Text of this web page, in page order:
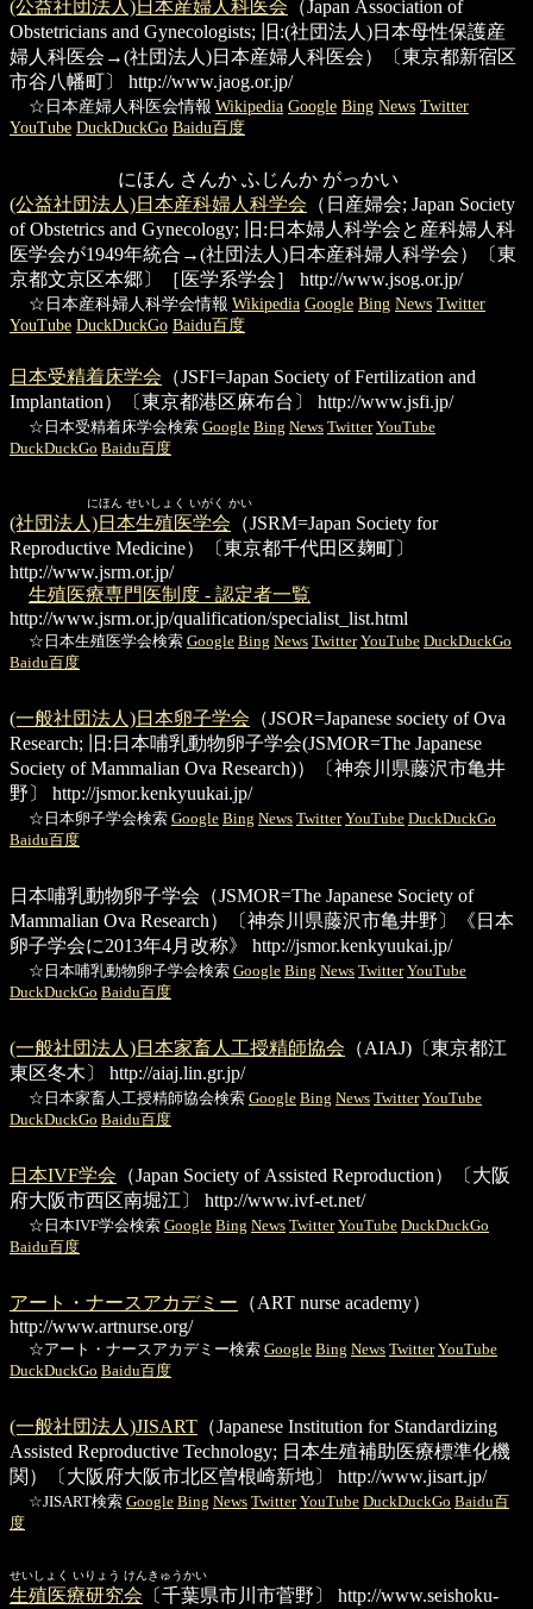
(公益社団法人)日本産婦人科医会 （Japan Association of
Obstetricians and Gynecologists; 旧:(社団法人)日本母性保護産
婦人科医会→(社団法人)日本産婦人科医会）〔東京都新宿区
市谷八幡町〕
http://www.jaog.or.jp/
☆日本産婦人科医会情報 Wikipedia Google Bing News Twitter
YouTube DuckDuckGo Baidu百度
にほん さんか ふじんか がっかい
(公益社団法人)日本産科婦人科学会 （日産婦会; Japan Society
of Obstetrics and Gynecology; 旧:日本婦人科学会と産科婦人科
医学会が1949年統合→(社団法人)日本産科婦人科学会）〔東
京都文京区本郷〕［医学系学会］
http://www.jsog.or.jp/
☆日本産科婦人科学会情報 Wikipedia Google Bing News Twitter
YouTube DuckDuckGo Baidu百度
日本受精着床学会 （JSFI=Japan Society of Fertilization and
Implantation）〔東京都港区麻布台〕
http://www.jsfi.jp/
☆日本受精着床学会検索 Google Bing News Twitter YouTube
DuckDuckGo Baidu百度
にほん せいしょく いがく かい
(社団法人)日本生殖医学会 （JSRM=Japan Society for
Reproductive Medicine）〔東京都千代田区麹町〕
http://www.jsrm.or.jp/
生殖医療専門医制度 - 認定者一覧
http://www.jsrm.or.jp/qualification/specialist_list.html
☆日本生殖医学会検索 Google Bing News Twitter YouTube DuckDuckGo
Baidu百度
(一般社団法人)日本卵子学会 （JSOR=Japanese society of Ova
Research; 旧:日本哺乳動物卵子学会(JSMOR=The Japanese
Society of Mammalian Ova Research)）〔神奈川県藤沢市亀井
野〕
http://jsmor.kenkyuukai.jp/
☆日本卵子学会検索 Google Bing News Twitter YouTube DuckDuckGo
Baidu百度
日本哺乳動物卵子学会 （JSMOR=The Japanese Society of
Mammalian Ova Research）〔神奈川県藤沢市亀井野〕《日本
卵子学会に2013年4月改称》
http://jsmor.kenkyuukai.jp/
☆日本哺乳動物卵子学会検索 Google Bing News Twitter YouTube
DuckDuckGo Baidu百度
(一般社団法人)日本家畜人工授精師協会 （AIAJ)〔東京都江
東区冬木〕
http://aiaj.lin.gr.jp/
☆日本家畜人工授精師協会検索 Google Bing News Twitter YouTube
DuckDuckGo Baidu百度
日本IVF学会 （Japan Society of Assisted Reproduction）〔大阪
府大阪市西区南堀江〕
http://www.ivf-et.net/
☆日本IVF学会検索 Google Bing News Twitter YouTube DuckDuckGo
Baidu百度
アート・ナースアカデミー （ART nurse academy）
http://www.artnurse.org/
☆アート・ナースアカデミー検索 Google Bing News Twitter YouTube
DuckDuckGo Baidu百度
(一般社団法人)JISART （Japanese Institution for Standardizing
Assisted Reproductive Technology; 日本生殖補助医療標準化機
関）〔大阪府大阪市北区曽根崎新地〕
http://www.jisart.jp/
☆JISART検索 Google Bing News Twitter YouTube DuckDuckGo Baidu百
度
せいしょく いりょう けんきゅうかい
生殖医療研究会 〔千葉県市川市菅野〕
http://www.seishoku-